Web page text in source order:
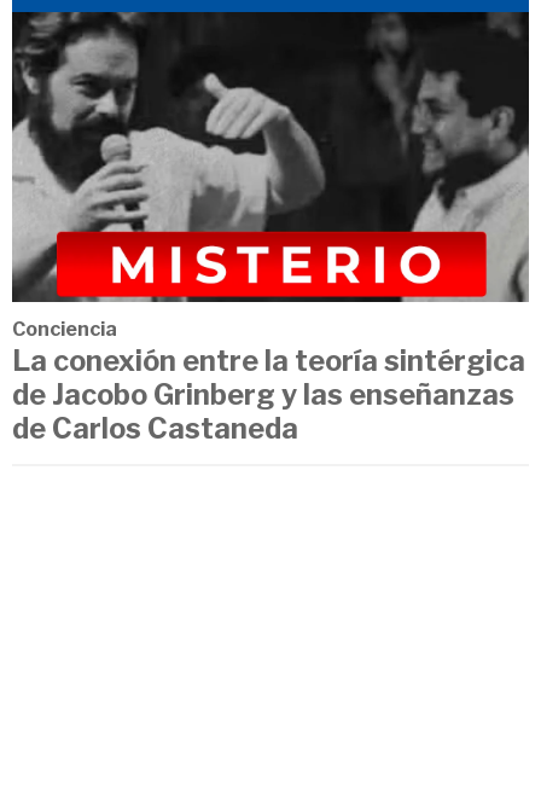
Conciencia
La conexión entre la teoría sintérgica
de Jacobo Grinberg y las enseñanzas
de Carlos Castaneda